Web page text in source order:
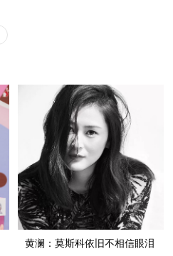
黄澜：莫斯科依旧不相信眼泪